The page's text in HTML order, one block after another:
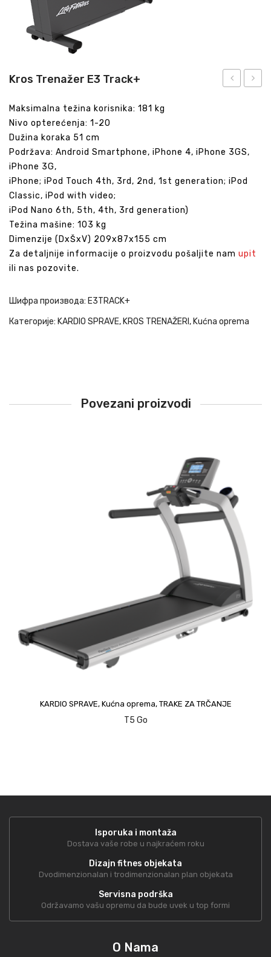
Kros Trenažer E3 Track+
Maksimalna težina korisnika: 181 kg
Nivo opterećenja: 1-20
Dužina koraka 51 cm
Podržava: Android Smartphone, iPhone 4, iPhone 3GS,
iPhone 3G,
iPhone; iPod Touch 4th, 3rd, 2nd, 1st generation; iPod
Classic, iPod with video;
iPod Nano 6th, 5th, 4th, 3rd generation)
Težina mašine: 103 kg
Dimenzije (DxŠxV) 209x87x155 cm
Za detaljnije informacije o proizvodu pošaljite nam upit
ili nas pozovite.
Шифра производа: E3TRACK+
Категорије: KARDIO SPRAVE, KROS TRENAŽERI, Kućna oprema
Povezani proizvodi
KARDIO SPRAVE, Kućna oprema, TRAKE ZA TRČANJE
T5 Go
Isporuka i montaža
Dostava vaše robe u najkraćem roku
Dizajn fitnes objekata
Dvodimenzionalan i trodimenzionalan plan objekata
Servisna podrška
Održavamo vašu opremu da bude uvek u top formi
O Nama